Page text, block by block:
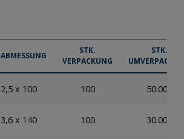
ABMESSUNG
STK.
VERPACKUNG
STK.
2,5 x 100 100 50.000
3,6 x 140 100 30.000